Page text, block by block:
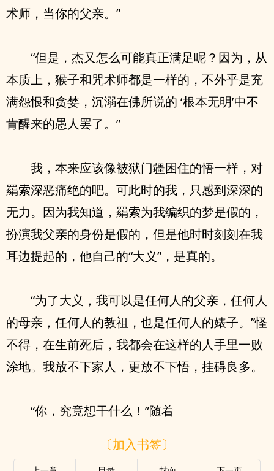
术师，当你的父亲。”
“但是，杰又怎么可能真正满足呢？因为，从
本质上，猴子和咒术师都是一样的，不外乎是充
满怨恨和贪婪，沉溺在佛所说的 ‘根本无明’中不
肯醒来的愚人罢了。”
我，本来应该像被狱门疆困住的悟一样，对
羂索深恶痛绝的吧。可此时的我，只感到深深的
无力。因为我知道，羂索为我编织的梦是假的，
扮演我父亲的身份是假的，但是他时时刻刻在我
耳边提起的，他自己的“大义”，是真的。
“为了大义，我可以是任何人的父亲，任何人
的母亲，任何人的教祖，也是任何人的婊子。”怪
不得，在生前死后，我都会在这样的人手里一败
涂地。我放不下家人，更放不下悟，挂碍良多。
“你，究竟想干什么！”随着
〔加入书签〕